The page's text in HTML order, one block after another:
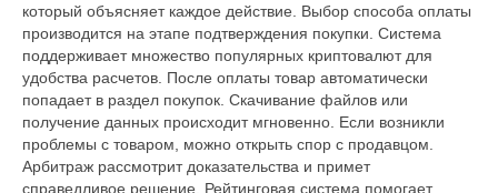
который объясняет каждое действие. Выбор способа оплаты
производится на этапе подтверждения покупки. Система
поддерживает множество популярных криптовалют для
удобства расчетов. После оплаты товар автоматически
попадает в раздел покупок. Скачивание файлов или
получение данных происходит мгновенно. Если возникли
проблемы с товаром, можно открыть спор с продавцом.
Арбитраж рассмотрит доказательства и примет
справедливое решение. Рейтинговая система помогает